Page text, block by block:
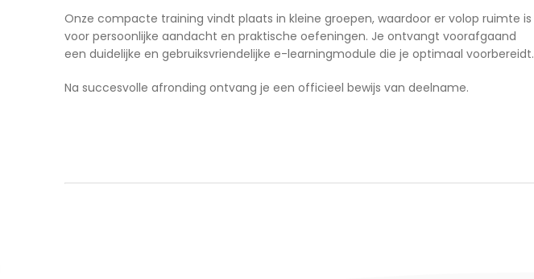
Onze compacte training vindt plaats in kleine groepen, waardoor er volop ruimte is
voor persoonlijke aandacht en praktische oefeningen. Je ontvangt voorafgaand
een duidelijke en gebruiksvriendelijke e-learningmodule die je optimaal voorbereidt.
Na succesvolle afronding ontvang je een officieel bewijs van deelname.